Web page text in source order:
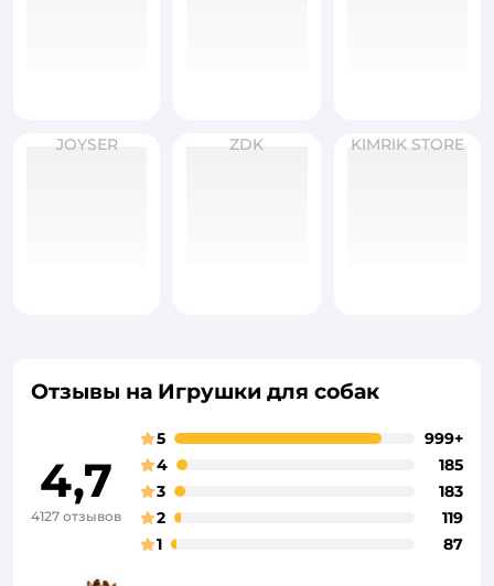
JOYSER ZDK KIMRIK STORE
Отзывы на Игрушки для собак
4,7
4127 отзывов
5
999+
4
185
3
183
2
119
1
87